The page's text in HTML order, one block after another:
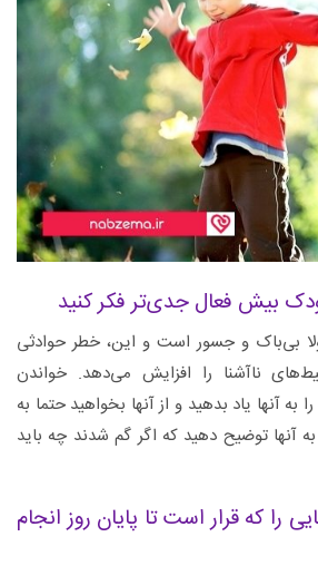
بی‌باک و جسور است و این، خطر حوادثی
ناآشنا را افزایش می‌دهد. خواندن
آنها یاد بدهید و از آنها بخواهید حتما به
آنها توضیح دهید که اگر گم شدند چه باید
را که قرار است تا پایان روز انجام